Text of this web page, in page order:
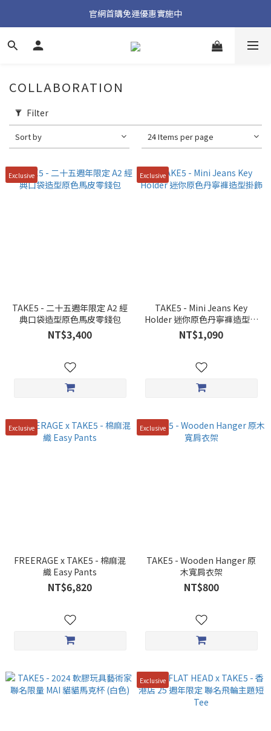
加入官方 LINE 獲取隱藏好禮
官網首購免運優惠實施中
加入官方 LINE 獲取隱藏好禮
COLLABORATION
Filter
Sort by 24 Items per page
Exclusive
TAKE5 - 二十五週年限定 A2 經
典口袋造型原色馬皮零錢包
NT$3,400
Exclusive
TAKE5 - Mini Jeans Key
Holder 迷你原色丹寧褲造型掛
飾
NT$1,090
Exclusive
FREERAGE x TAKE5 - 棉麻混
織 Easy Pants
NT$6,820
Exclusive
TAKE5 - Wooden Hanger 原
木寬肩衣架
NT$800
Exclusive